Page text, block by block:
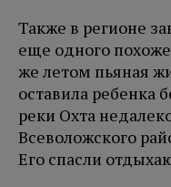
Также в регионе
еще одного
же летом пьяная
оставила ребенка
реки Охта
Всеволожского
Его спасли